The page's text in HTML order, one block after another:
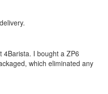
4Barista. I bought a ZP6
which eliminated any